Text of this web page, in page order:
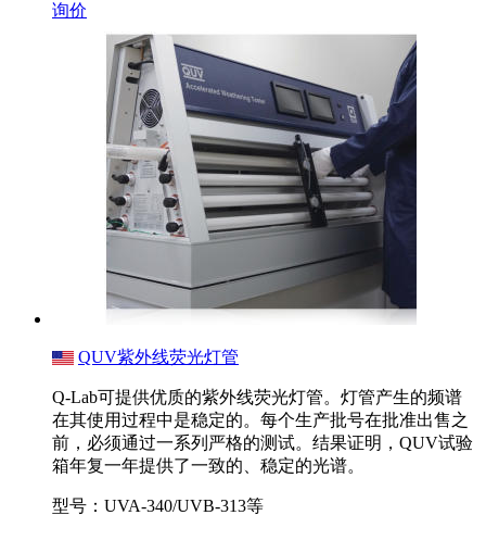
询价
QUV紫外线荧光灯管
Q-Lab可提供优质的紫外线荧光灯管。灯管产生的频谱
在其使用过程中是稳定的。每个生产批号在批准出售之
前，必须通过一系列严格的测试。结果证明，QUV试验
箱年复一年提供了一致的、稳定的光谱。
型号：UVA-340/UVB-313等